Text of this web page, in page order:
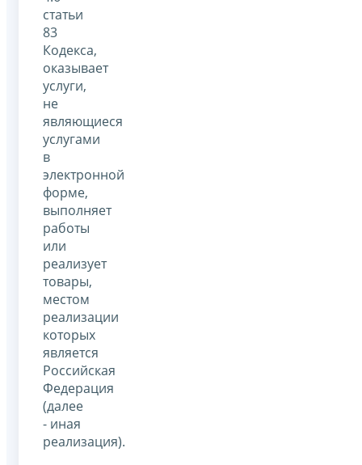
статьи
83
Кодекса,
оказывает
услуги,
не
являющиеся
услугами
в
электронной
форме,
выполняет
работы
или
реализует
товары,
местом
реализации
которых
является
Российская
Федерация
(далее
- иная
реализация).